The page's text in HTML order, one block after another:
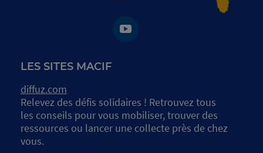
LES SITES MACIF
diffuz.com
Relevez des défis solidaires ! Retrouvez tous
les conseils pour vous mobiliser, trouver des
ressources ou lancer une collecte près de chez
vous.